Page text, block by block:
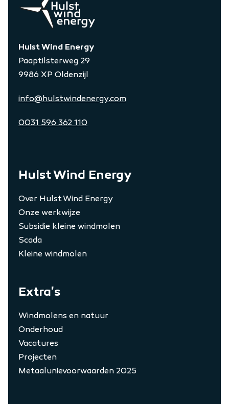
Hulst Wind Energy
Paaptilsterweg 29
9986 XP Oldenzijl
info@hulstwindenergy.com
0031 596 362 110
Hulst Wind Energy
Over Hulst Wind Energy
Onze werkwijze
Subsidie kleine windmolen
Scada
Kleine windmolen
Extra's
Windmolens en natuur
Onderhoud
Vacatures
Projecten
Metaalunievoorwaarden 2025